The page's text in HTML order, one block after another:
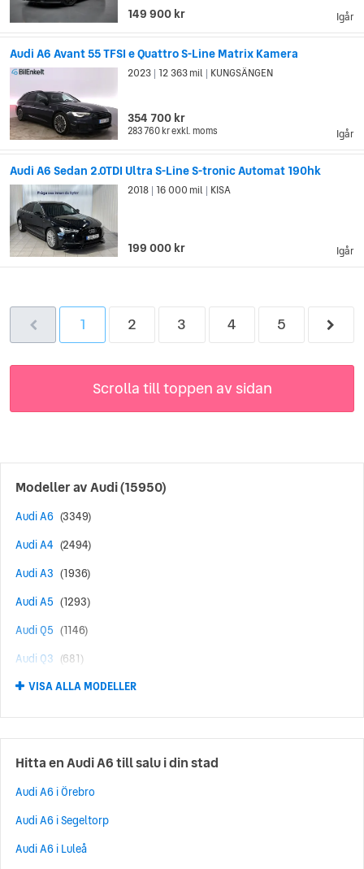
Igår
149 900 kr
Audi A6 Avant 55 TFSI e Quattro S-Line Matrix Kamera
Igår
2023 12 363 mil KUNGSÄNGEN
354 700 kr
283 760 krexkl. moms
Audi A6 Sedan 2.0TDI Ultra S-Line S-tronic Automat 190hk
Igår
2018 16 000 mil KISA
199 000 kr
1 2 3 4 5
Scrolla till toppen av sidan
Modeller avAudi(15950)
Audi A6 (3349)
Audi A4 (2494)
Audi A3 (1936)
Audi A5 (1293)
Audi Q5 (1146)
Audi Q3 (681)
Audi Q7 (572)
Audi A1 (491)
Audi Q8 (399)
Audi RS6 (368)
Audi A7 (309)
Audi E-Tron (276)
Audi Q2 (220)
VISA ALLA MODELLER
Hitta en Audi A6 till salu i din stad
Audi A6 i Örebro
Audi A6 i Segeltorp
Audi A6 i Luleå